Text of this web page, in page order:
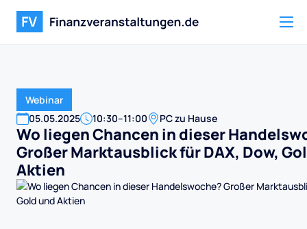
Webinar
05.05.2025 10:30–11:00 PC zu Hause
Wo liegen Chancen in dieser
Großer Marktausblick für DAX, Dow,
Aktien